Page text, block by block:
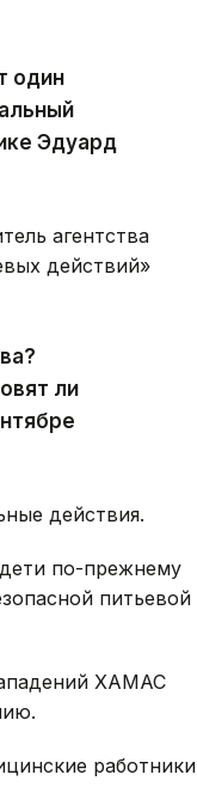
один
Эдуард
агентства
действий»
ли
действия.
по-прежнему
питьевой
ХАМАС
работники